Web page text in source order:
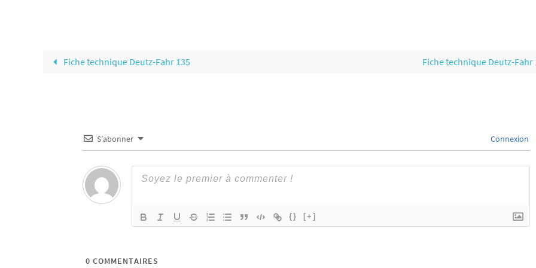
Fiche technique Deutz-Fahr 135 Fiche technique Deutz-Fahr
S’abonner Connexion
{} [+]
0 COMMENTAIRES